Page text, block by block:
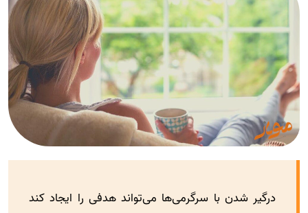
درگیر شدن با سرگرمی‌ها می‌تواند هدفی را ایجاد کند